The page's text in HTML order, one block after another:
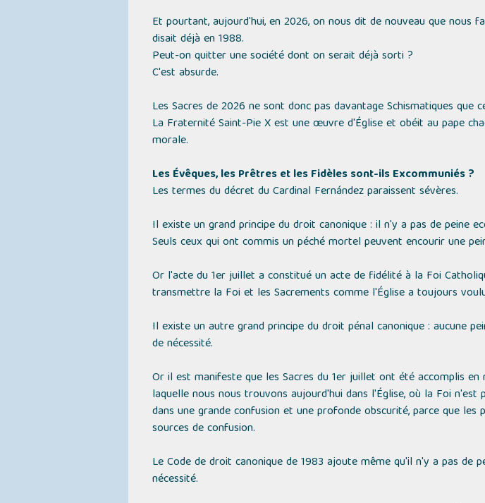
Et pourtant, aujourd'hui, en 2026, on nous dit de nouveau que nous
disait déjà en 1988.
Peut-on quitter une société dont on serait déjà sorti ?
C'est absurde.
Les Sacres de 2026 ne sont donc pas davantage Schismatiques que
La Fraternité Saint-Pie X est une œuvre d'Église et obéit au pape
morale.
Les Évêques, les Prêtres et les Fidèles sont-ils Excommuniés ?
Les termes du décret du Cardinal Fernández paraissent sévères.
Il existe un grand principe du droit canonique : il n'y a pas de peine
Seuls ceux qui ont commis un péché mortel peuvent encourir une
Or l'acte du 1er juillet a constitué un acte de fidélité à la Foi
transmettre la Foi et les Sacrements comme l'Église a toujours
Il existe un autre grand principe du droit pénal canonique : aucune
de nécessité.
Or il est manifeste que les Sacres du 1er juillet ont été accomplis
laquelle nous nous trouvons aujourd'hui dans l'Église, où la Foi
dans une grande confusion et une profonde obscurité, parce que
sources de confusion.
Le Code de droit canonique de 1983 ajoute même qu'il n'y a pas de
nécessité.